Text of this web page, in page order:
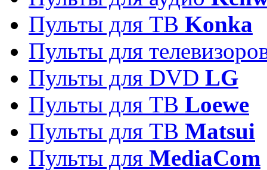
Пульты для ТВ Konka
Пульты для
Пульты для DVD LG
Пульты для ТВ Loewe
Пульты для ТВ Matsui
Пульты для MediaCom